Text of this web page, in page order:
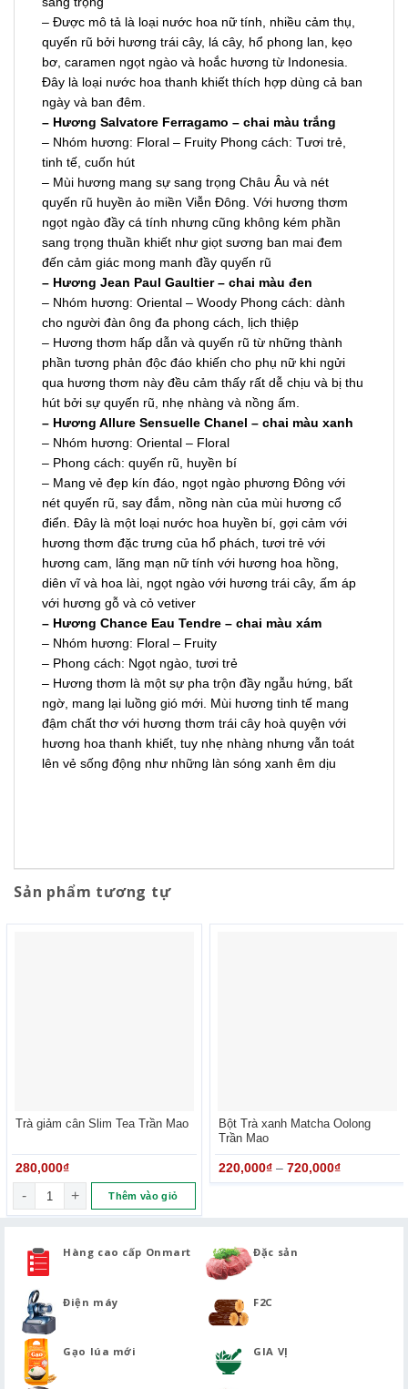
– Được mô tả là loại nước hoa nữ tính, nhiều cảm thụ,
quyến rũ bởi hương trái cây, lá cây, hổ phong lan, kẹo
bơ, caramen ngọt ngào và hoắc hương từ Indonesia.
Đây là loại nước hoa thanh khiết thích hợp dùng cả ban
ngày và ban đêm.
– Hương Salvatore Ferragamo – chai màu trắng
– Nhóm hương: Floral – Fruity Phong cách: Tươi trẻ,
tinh tế, cuốn hút
– Mùi hương mang sự sang trọng Châu Âu và nét
quyến rũ huyền ảo miền Viễn Đông. Với hương thơm
ngọt ngào đầy cá tính nhưng cũng không kém phần
sang trọng thuần khiết như giọt sương ban mai đem
đến cảm giác mong manh đầy quyến rũ
– Hương Jean Paul Gaultier – chai màu đen
– Nhóm hương: Oriental – Woody Phong cách: dành
cho người đàn ông đa phong cách, lịch thiệp
– Hương thơm hấp dẫn và quyến rũ từ những thành
phần tương phản độc đáo khiến cho phụ nữ khi ngửi
qua hương thơm này đều cảm thấy rất dễ chịu và bị thu
hút bởi sự quyến rũ, nhẹ nhàng và nồng ấm.
– Hương Allure Sensuelle Chanel – chai màu xanh
– Nhóm hương: Oriental – Floral
– Phong cách: quyến rũ, huyền bí
– Mang vẻ đẹp kín đáo, ngọt ngào phương Đông với
nét quyến rũ, say đắm, nồng nàn của mùi hương cổ
điển. Đây là một loại nước hoa huyền bí, gợi cảm với
hương thơm đặc trưng của hổ phách, tươi trẻ với
hương cam, lãng mạn nữ tính với hương hoa hồng,
diên vĩ và hoa lài, ngọt ngào với hương trái cây, ấm áp
với hương gỗ và cỏ vetiver
– Hương Chance Eau Tendre – chai màu xám
– Nhóm hương: Floral – Fruity
– Phong cách: Ngọt ngào, tươi trẻ
– Hương thơm là một sự pha trộn đầy ngẫu hứng, bất
ngờ, mang lại luồng gió mới. Mùi hương tinh tế mang
đậm chất thơ với hương thơm trái cây hoà quyện với
hương hoa thanh khiết, tuy nhẹ nhàng nhưng vẫn toát
lên vẻ sống động như những làn sóng xanh êm dịu
Sản phẩm tương tự
Trà giảm cân Slim Tea Trần Mao
280,000₫
Trà giảm cân Slim Tea Trần Mao số lượng
Thêm vào giỏ
Bột Trà xanh Matcha Oolong
Trần Mao
220,000₫ – 720,000₫
Hàng cao cấp Onmart Đặc sản
Điện máy F2C
Gạo lúa mới GIA VỊ